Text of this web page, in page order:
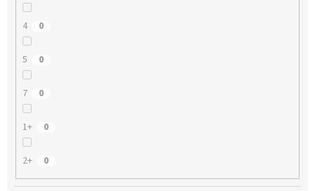
4 0
5 0
7 0
1+ 0
2+ 0